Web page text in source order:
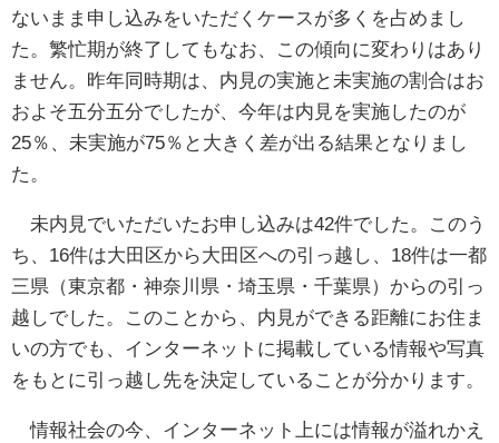
ないまま申し込みをいただくケースが多くを占めまし
た。繁忙期が終了してもなお、この傾向に変わりはあり
ません。昨年同時期は、内見の実施と未実施の割合はお
およそ五分五分でしたが、今年は内見を実施したのが
25％、未実施が75％と大きく差が出る結果となりまし
た。
未内見でいただいたお申し込みは42件でした。このう
ち、16件は大田区から大田区への引っ越し、18件は一都
三県（東京都・神奈川県・埼玉県・千葉県）からの引っ
越しでした。このことから、内見ができる距離にお住ま
いの方でも、インターネットに掲載している情報や写真
をもとに引っ越し先を決定していることが分かります。
情報社会の今、インターネット上には情報が溢れかえ